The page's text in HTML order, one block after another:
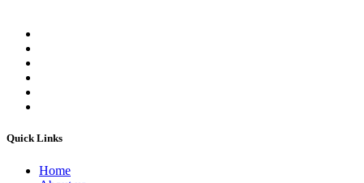
Quick Links
Home